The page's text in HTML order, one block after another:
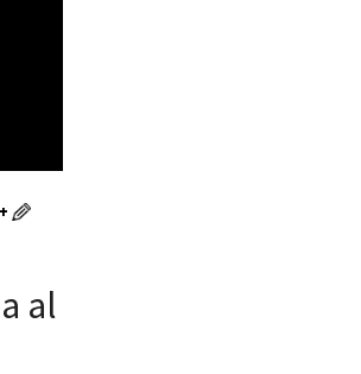
+
al